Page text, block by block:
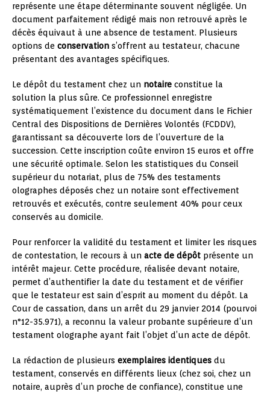
représente une étape déterminante souvent négligée. Un
document parfaitement rédigé mais non retrouvé après le
décès équivaut à une absence de testament. Plusieurs
options de conservation s’offrent au testateur, chacune
présentant des avantages spécifiques.
Le dépôt du testament chez un notaire constitue la
solution la plus sûre. Ce professionnel enregistre
systématiquement l’existence du document dans le Fichier
Central des Dispositions de Dernières Volontés (FCDDV),
garantissant sa découverte lors de l’ouverture de la
succession. Cette inscription coûte environ 15 euros et offre
une sécurité optimale. Selon les statistiques du Conseil
supérieur du notariat, plus de 75% des testaments
olographes déposés chez un notaire sont effectivement
retrouvés et exécutés, contre seulement 40% pour ceux
conservés au domicile.
Pour renforcer la validité du testament et limiter les risques
de contestation, le recours à un acte de dépôt présente un
intérêt majeur. Cette procédure, réalisée devant notaire,
permet d’authentifier la date du testament et de vérifier
que le testateur est sain d’esprit au moment du dépôt. La
Cour de cassation, dans un arrêt du 29 janvier 2014 (pourvoi
n°12-35.971), a reconnu la valeur probante supérieure d’un
testament olographe ayant fait l’objet d’un acte de dépôt.
La rédaction de plusieurs exemplaires identiques du
testament, conservés en différents lieux (chez soi, chez un
notaire, auprès d’un proche de confiance), constitue une